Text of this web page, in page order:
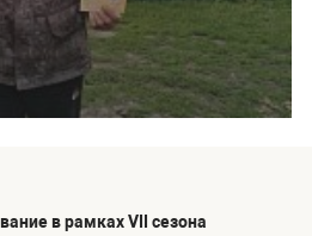
в рамках VII сезона